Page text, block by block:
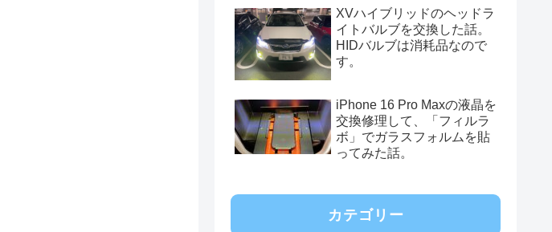
XVハイブリッドのヘッドラ
イトバルブを交換した話。
HIDバルブは消耗品なので
す。
iPhone 16 Pro Maxの液晶を
交換修理して、「フィルラ
ボ」でガラスフォルムを貼
ってみた話。
カテゴリー